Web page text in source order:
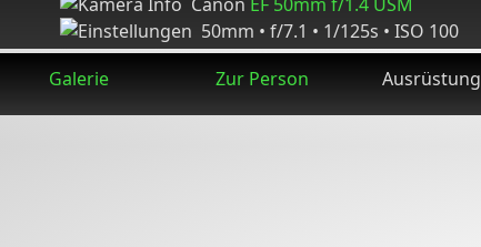
50mm • f/7.1 • 1/125s • ISO 100
Galerie
Zur Person Ausrüstung